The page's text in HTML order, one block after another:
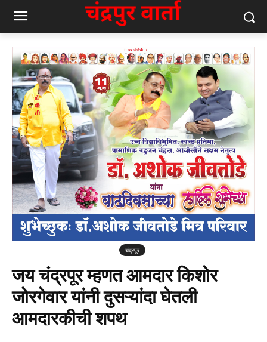
चंद्रपूर
जय चंद्रपूर म्हणत आमदार किशोर
जोरगेवार यांनी दुसऱ्यांदा घेतली
आमदारकीची शपथ